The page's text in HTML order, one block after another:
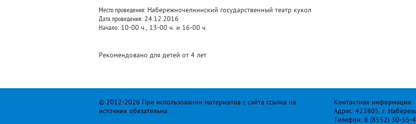
Место проведения: Набережночелнинский государственный театр кукол
Дата проведения: 24.12.2016
Начало: 10-00 ч., 13-00 ч. и 16-00 ч.
Рекомендовано для детей от 4 лет
© 2012-2026 При использовании материалов с сайта ссылка на
источник обязательна.
Контактная информация:
Адрес: 423805, г.
Телефон: 8 (8552) 30-55-